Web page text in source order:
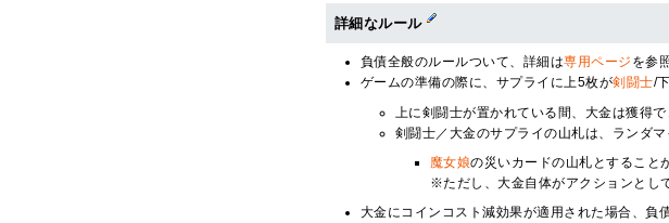
詳細なルール
負債全般のルールついて、詳細は専用ページ を参
ゲームの準備の際に、サプライに上5枚が剣闘士/
上に剣闘士が置かれている間、大金は獲得で
剣闘士／大金のサプライの山札は、ランダ
魔女娘の災いカードの山札とすること
※ただし、大金自体がアクションとし
大金にコインコスト減効果が適用された場合、負